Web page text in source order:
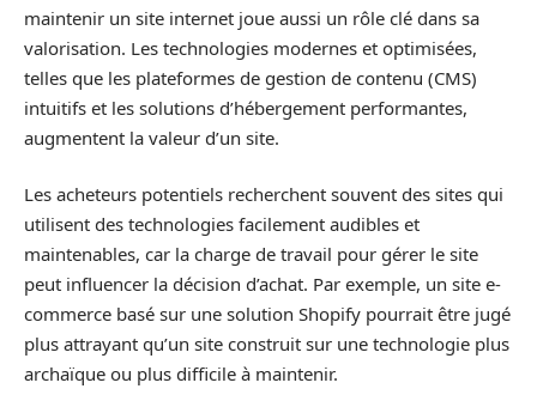
maintenir un site internet joue aussi un rôle clé dans sa
valorisation. Les technologies modernes et optimisées,
telles que les plateformes de gestion de contenu (CMS)
intuitifs et les solutions d’hébergement performantes,
augmentent la valeur d’un site.
Les acheteurs potentiels recherchent souvent des sites qui
utilisent des technologies facilement audibles et
maintenables, car la charge de travail pour gérer le site
peut influencer la décision d’achat. Par exemple, un site e-
commerce basé sur une solution Shopify pourrait être jugé
plus attrayant qu’un site construit sur une technologie plus
archaïque ou plus difficile à maintenir.